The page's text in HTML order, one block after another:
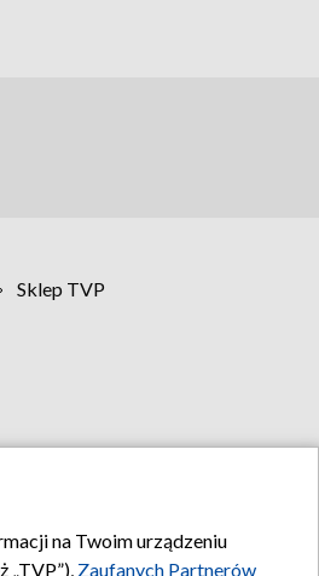
Sklep TVP
na Twoim urządzeniu
„TVP”), Zaufanych Partnerów